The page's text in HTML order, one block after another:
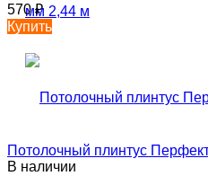
570₽
Купить
Потолочный плинтус
В наличии